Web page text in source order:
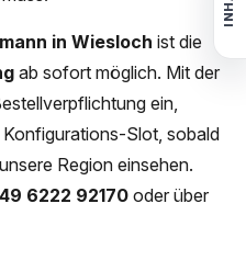
in Wiesloch ist die
ab sofort möglich. Mit der
ein,
Slot, sobald
Region einsehen.
6222 92170 oder über